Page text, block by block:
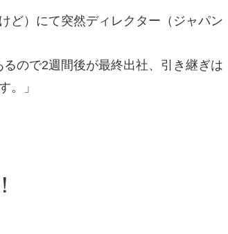
ど）にて突然ディレクター（ジャパン
ので2週間後が最終出社、引き継ぎは
。」